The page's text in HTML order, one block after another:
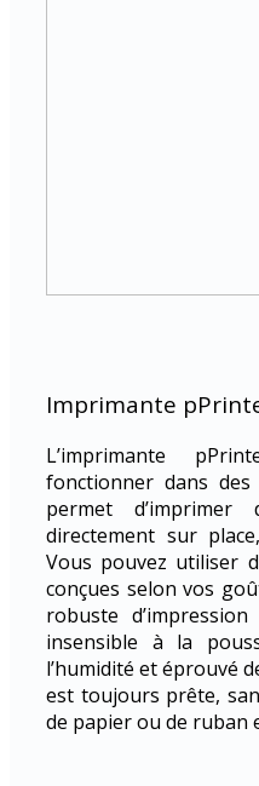
Imprimante
L’imprimante
fonctionner dans des
permet
directement sur
Vous pouvez utiliser
conçues selon vos
robuste
insensible à la
l’humidité et éprouvé
est toujours prête,
de papier ou de ruban